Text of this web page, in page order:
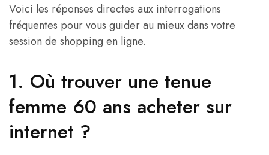
Voici les réponses directes aux interrogations
fréquentes pour vous guider au mieux dans votre
session de shopping en ligne.
1. Où trouver une tenue
femme 60 ans acheter sur
internet ?